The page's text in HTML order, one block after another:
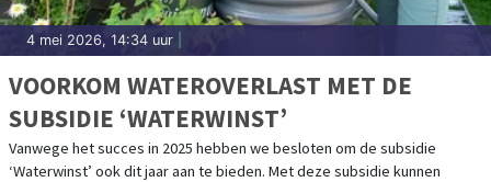
4 mei 2026, 14:34 uur
VOORKOM WATEROVERLAST MET DE
SUBSIDIE ‘WATERWINST’
Vanwege het succes in 2025 hebben we besloten om de subsidie
‘Waterwinst’ ook dit jaar aan te bieden. Met deze subsidie kunnen